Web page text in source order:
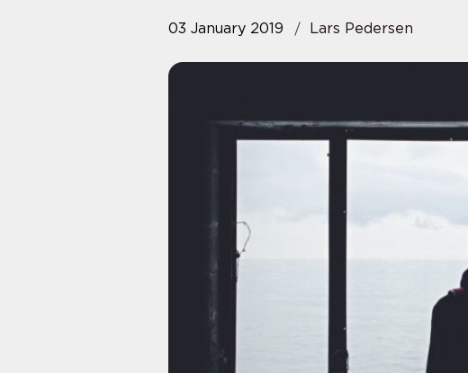
03 January 2019 Lars Pedersen